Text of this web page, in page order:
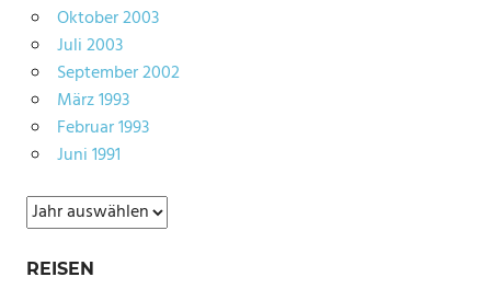
Oktober 2003
Juli 2003
September 2002
März 1993
Februar 1993
Juni 1991
Archiv
REISEN